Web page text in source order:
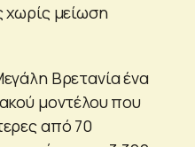
χωρίς μείωση
Βρετανία ένα
μοντέλου που
από 70